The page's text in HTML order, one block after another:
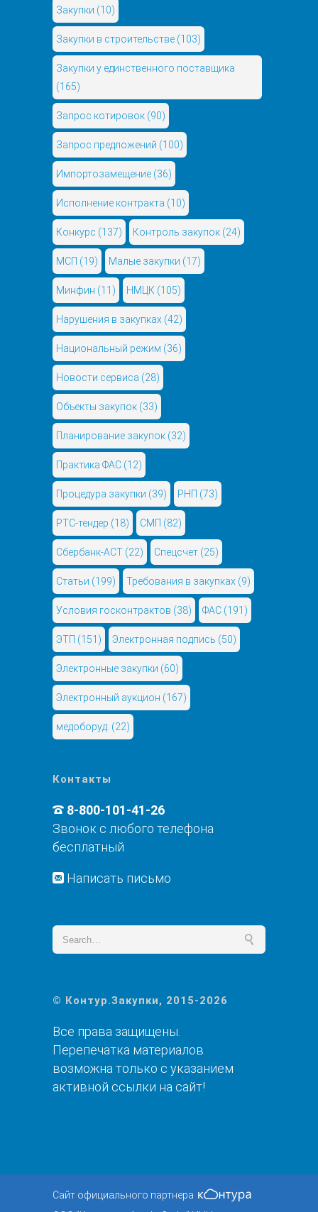
Закупки (10)
Закупки в строительстве (103)
Закупки у единственного поставщика
(165)
Запрос котировок (90)
Запрос предложений (100)
Импортозамещение (36)
Исполнение контракта (10)
Конкурс (137) Контроль закупок (24)
МСП (19) Малые закупки (17)
Минфин (11) НМЦК (105)
Нарушения в закупках (42)
Национальный режим (36)
Новости сервиса (28)
Объекты закупок (33)
Планирование закупок (32)
Практика ФАС (12)
Процедура закупки (39) РНП (73)
РТС-тендер (18) СМП (82)
Сбербанк-АСТ (22) Спецсчет (25)
Статьи (199) Требования в закупках (9)
Условия госконтрактов (38) ФАС (191)
ЭТП (151) Электронная подпись (50)
Электронные закупки (60)
Электронный аукцион (167)
медоборуд. (22)
Контакты
8-800-101-41-26
Звонок с любого телефона
бесплатный
Написать письмо
© Контур.Закупки, 2015-2026
Все права защищены.
Перепечатка материалов
возможна только с указанием
активной ссылки на сайт!
Сайт официального партнера